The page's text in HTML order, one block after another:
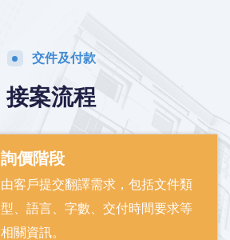
交件及付款
接案流程
詢價階段
由客戶提交翻譯需求，包括文件類
型、語言、字數、交付時間要求等
相關資訊。